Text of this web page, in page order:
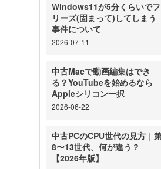
Windows11が5分くらいでフ
リーズ(固まって)してしまう
事件について
2026-07-11
中古Macで動画編集はでき
る？YouTubeを始めるなら
Appleシリコン一択
2026-06-22
中古PCのCPU世代の見方｜
8〜13世代、何が違う？
【2026年版】